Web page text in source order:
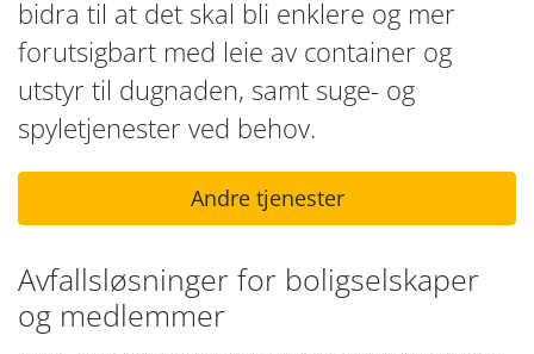
bidra til at det skal bli enklere og mer
forutsigbart med leie av container og
utstyr til dugnaden, samt suge- og
spyletjenester ved behov.
Andre tjenester
Avfallsløsninger for boligselskaper
og medlemmer